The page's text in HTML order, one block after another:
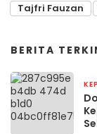
Tajfri Fauzan
BERITA